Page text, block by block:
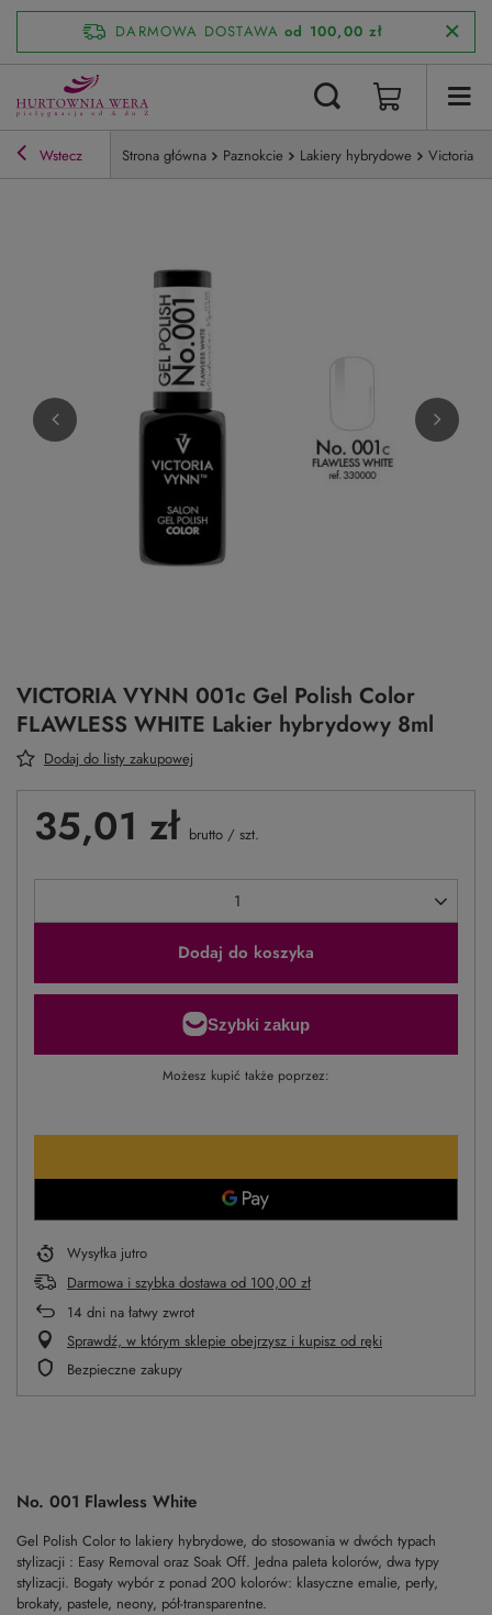
DARMOWA DOSTAWA od 100,00 zł
Wstecz Strona główna Paznokcie Lakiery hybrydowe Victoria
VICTORIA VYNN 001c Gel Polish Color
FLAWLESS WHITE Lakier hybrydowy 8ml
Dodaj do listy zakupowej
35,01 zł brutto / szt.
Dodaj do koszyka
Możesz kupić także poprzez:
Wysyłka jutro
Darmowa i szybka dostawa od 100,00 zł
14 dni na łatwy zwrot
Sprawdź, w którym sklepie obejrzysz i kupisz od ręki
Bezpieczne zakupy
No. 001 Flawless White
Gel Polish Color to lakiery hybrydowe, do stosowania w dwóch typach
stylizacji : Easy Removal oraz Soak Off. Jedna paleta kolorów, dwa typy
stylizacji. Bogaty wybór z ponad 200 kolorów: klasyczne emalie, perły,
brokaty, pastele, neony, pół-transparentne.